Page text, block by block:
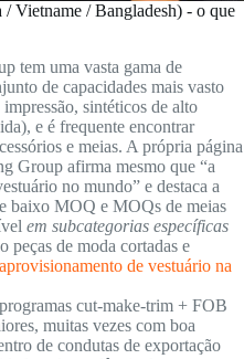
Vietname / Bangladesh) - o que
tem uma vasta gama de
de capacidades mais vasto
sintéticos de alto
e é frequente encontrar
e meias. A própria página
Group afirma mesmo que “a
no mundo” e destaca a
baixo MOQ e MOQs de meias
em subcategorias específicas
peças de moda cortadas e
de vestuário na
cut-make-trim + FOB
muitas vezes com boa
de condutas de exportação